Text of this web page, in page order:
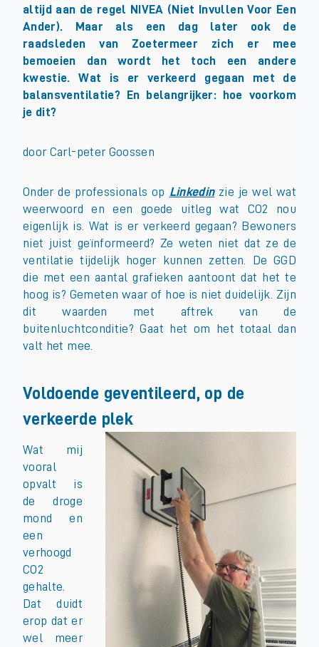
altijd aan de regel NIVEA (Niet Invullen Voor Een
Ander). Maar als een dag later ook de
raadsleden van Zoetermeer zich er mee
bemoeien dan wordt het toch een andere
kwestie. Wat is er verkeerd gegaan met de
balansventilatie? En belangrijker: hoe voorkom
je dit?
door Carl-peter Goossen
Onder de professionals op Linkedinzie je wel wat
weerwoord en een goede uitleg wat CO2 nou
eigenlijk is. Wat is er verkeerd gegaan? Bewoners
niet juist geïnformeerd? Ze weten niet dat ze de
ventilatie tijdelijk hoger kunnen zetten. De GGD
die met een aantal grafieken aantoont dat het te
hoog is? Gemeten waar of hoe is niet duidelijk. Zijn
dit waarden met aftrek van de
buitenluchtconditie? Gaat het om het totaal dan
valt het mee.
Voldoende geventileerd, op de
verkeerde plek
Wat mij
vooral
opvalt is
de droge
mond en
een
verhoogd
CO2
gehalte.
Dat duidt
erop dat er
wel meer